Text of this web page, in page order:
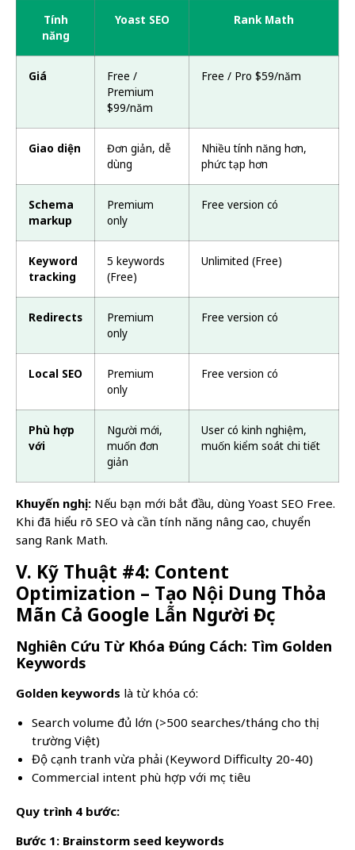
Tính
năng
Yoast SEO Rank Math
Giá
Free /
Premium
$99/năm
Free / Pro $59/năm
Giao diện
Đơn giản, dễ
dùng
Nhiều tính năng hơn,
phức tạp hơn
Schema
markup
Premium
only
Free version có
Keyword
tracking
5 keywords
(Free)
Unlimited (Free)
Redirects
Premium
only
Free version có
Local SEO
Premium
only
Free version có
Phù hợp
với
Người mới,
muốn đơn
giản
User có kinh nghiệm,
muốn kiểm soát chi tiết
Khuyến nghị: Nếu bạn mới bắt đầu, dùng Yoast SEO Free.
Khi đã hiểu rõ SEO và cần tính năng nâng cao, chuyển
sang Rank Math.
V. Kỹ Thuật #4: Content
Optimization – Tạo Nội Dung Thỏa
Mãn Cả Google Lẫn Người Đọc
Nghiên Cứu Từ Khóa Đúng Cách: Tìm Golden
Keywords
Golden keywords là từ khóa có:
Search volume đủ lớn (>500 searches/tháng cho thị
trường Việt)
Độ cạnh tranh vừa phải (Keyword Difficulty 20-40)
Commercial intent phù hợp với mục tiêu
Quy trình 4 bước:
Bước 1: Brainstorm seed keywords